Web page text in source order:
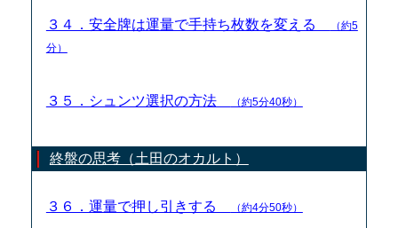
３４．安全牌は運量で手持ち枚数を変える
（約5
分）
３５．シュンツ選択の方法 （約5分40秒）
終盤の思考（土田のオカルト）
３６．運量で押し引きする （約4分50秒）